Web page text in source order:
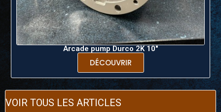
Arcade pump Durco 2K 10''
DÉCOUVRIR
VOIR TOUS LES ARTICLES